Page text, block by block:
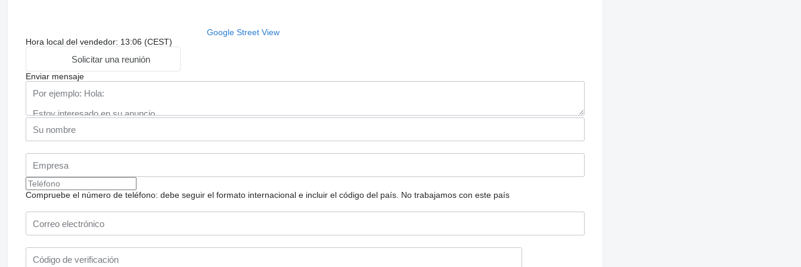
Google Street View
Hora local del vendedor: 13:06 (CEST)
Solicitar una reunión
Enviar mensaje
Compruebe el número de teléfono: debe seguir el formato internacional e incluir el código del país. No trabajamos con este país